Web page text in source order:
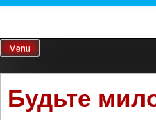
Menu
Будьте